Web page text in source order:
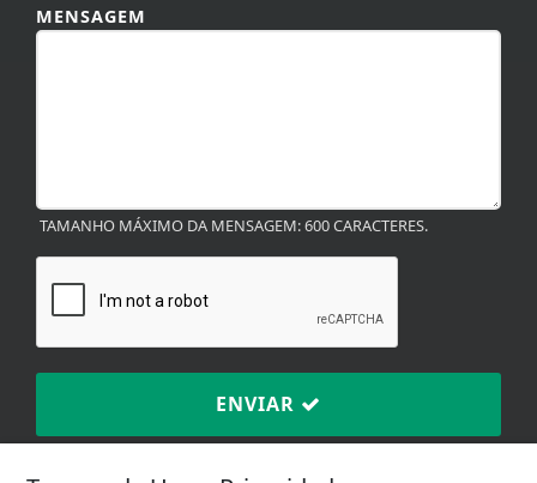
MENSAGEM
TAMANHO MÁXIMO DA MENSAGEM: 600 CARACTERES.
ENVIAR